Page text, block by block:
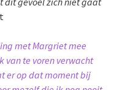
met Margriet mee
van te voren verwacht
er op dat moment bij